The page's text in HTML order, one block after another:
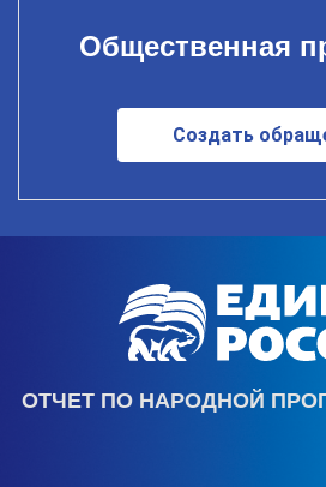
Общественная
Создать
ОТЧЕТ ПО НАРОДНОЙ